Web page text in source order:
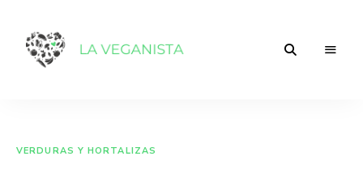
VERDURAS Y HORTALIZAS